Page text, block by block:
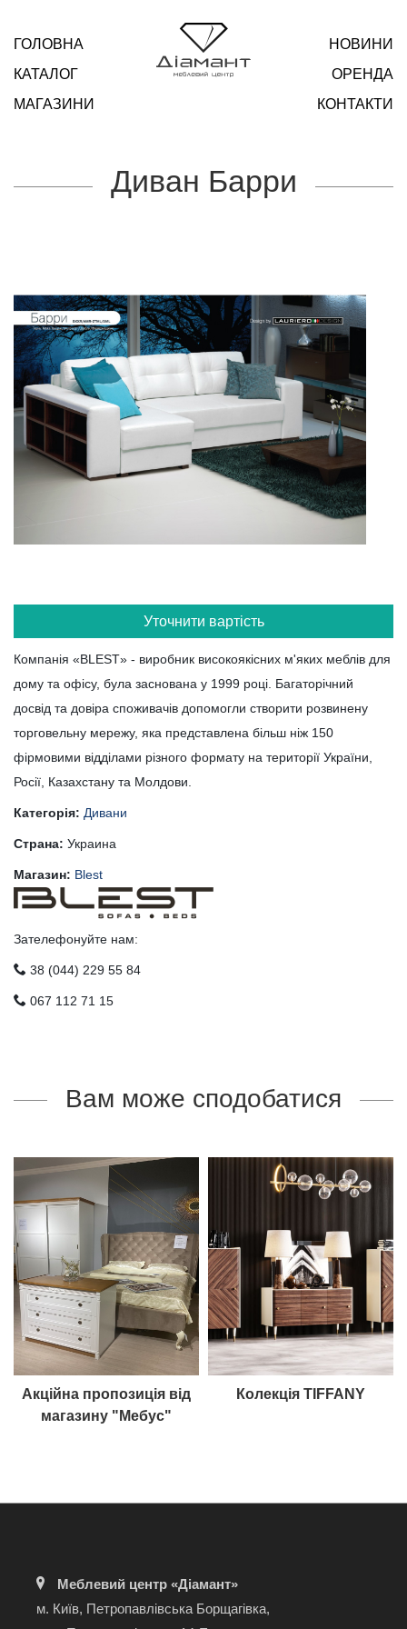
ГОЛОВНА
КАТАЛОГ
МАГАЗИНИ
НОВИНИ
ОРЕНДА
КОНТАКТИ
Диван Барри
Уточнити вартість
Компанія «BLEST» - виробник високоякісних м'яких меблів для
дому та офісу, була заснована у 1999 році. Багаторічний
досвід та довіра споживачів допомогли створити розвинену
торговельну мережу, яка представлена ​​більш ніж 150
фірмовими відділами різного формату на території України,
Росії, Казахстану та Молдови.
Категорія: Дивани
Страна: Украина
Магазин: Blest
Зателефонуйте нам:
38 (044) 229 55 84
067 112 71 15
Вам може сподобатися
Акційна пропозиція від
магазину "Мебус"
Колекція TIFFANY
Меблевий центр «Діамант»
м. Київ, Петропавлівська Борщагівка,